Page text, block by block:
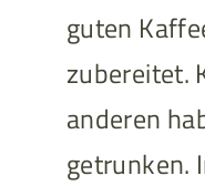
guten
zubereitet.
anderen
getrunken.